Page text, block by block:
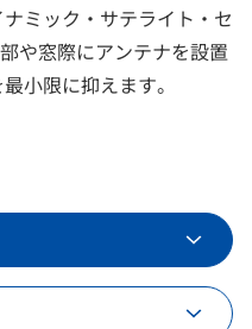
ミック・サテライト・セ
や窓際にアンテナを設置
小限に抑えます。